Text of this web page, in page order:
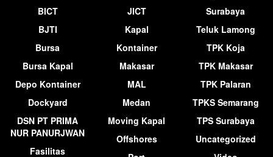
BICT
BJTI
Bursa
Bursa Kapal
Depo Kontainer
Dockyard
DSN PT PRIMA
NUR PANURJWAN
Fasilitas
JICT
Kapal
Kontainer
Makasar
MAL
Medan
Moving Kapal
Offshores
Surabaya
Teluk Lamong
TPK Koja
TPK Makasar
TPK Palaran
TPKS Semarang
TPS Surabaya
Uncategorized